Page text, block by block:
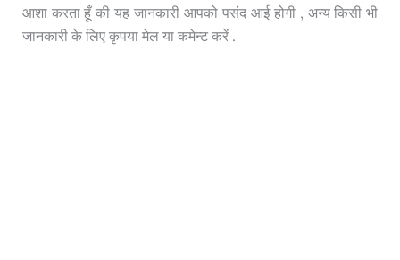
आशा करता हूँ की यह जानकारी आपको पसंद आई होगी , अन्य किसी भी
जानकारी के लिए कृपया मेल या कमेन्ट करें .